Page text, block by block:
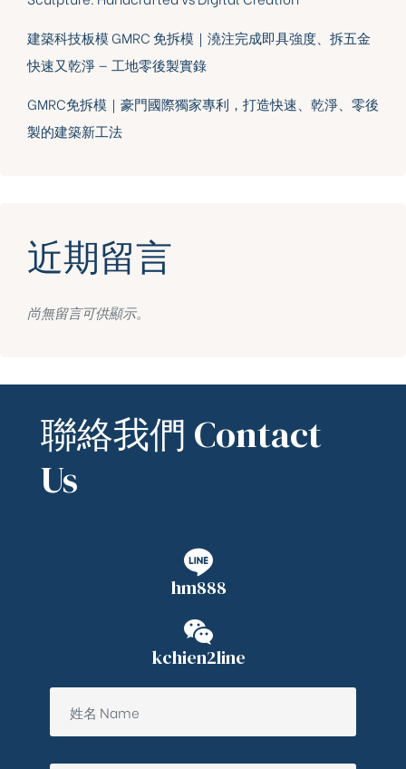
建築科技板模 GMRC 免拆模｜澆注完成即具強度、拆五金
快速又乾淨 — 工地零後製實錄
GMRC免拆模｜豪門國際獨家專利，打造快速、乾淨、零後
製的建築新工法
近期留言
尚無留言可供顯示。
聯絡我們 Contact
Us
hm888
kchien2line